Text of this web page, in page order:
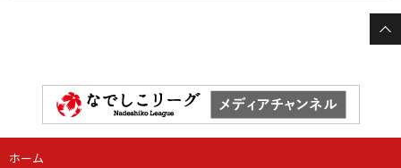
ホーム